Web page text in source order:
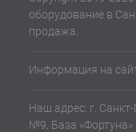
оборудование в
продажа.
Информация на
Наш адрес: г.
№9, База «Фортуна»